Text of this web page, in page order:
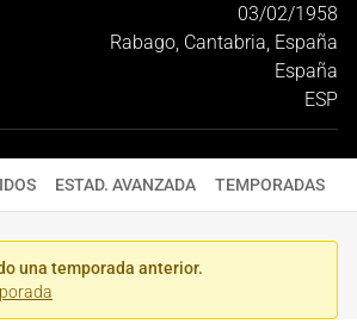
03/02/1958
Rabago, Cantabria, España
España
ESP
ESTAD. AVANZADA TEMPORADAS
una temporada anterior.